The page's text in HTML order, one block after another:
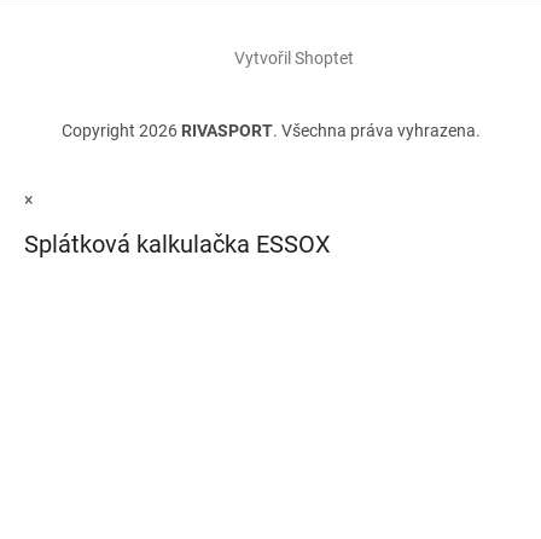
Vytvořil Shoptet
Copyright 2026 RIVASPORT. Všechna práva vyhrazena.
×
Splátková kalkulačka ESSOX